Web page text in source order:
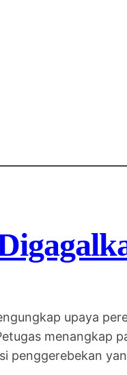
upaya
menangkap
penggerebekan